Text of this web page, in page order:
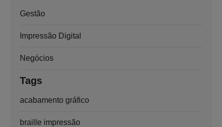
Gestão
Impressão Digital
Negócios
Tags
acabamento gráfico
braille impressão